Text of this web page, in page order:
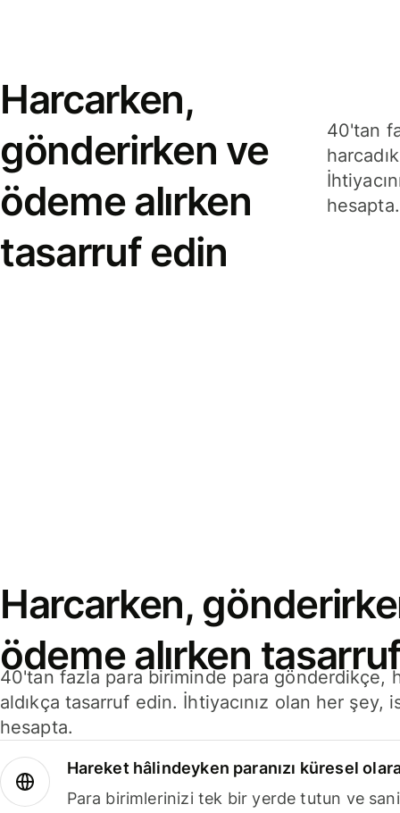
Harcarken,
gönderirken ve
ödeme alırken
tasarruf edin
40'tan
hesapta.
Harcarken,
ödeme alırken
40'tan fazla para biriminde para gönderdikçe,
aldıkça tasarruf edin. İhtiyacınız olan her
hesapta.
Hareket hâlindeyken paranızı küresel
Para birimlerinizi tek bir yerde tutun ve